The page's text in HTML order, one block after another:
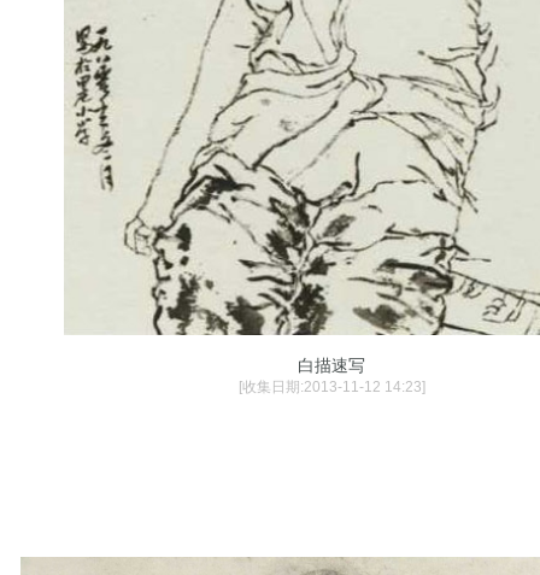
白描速写
[收集日期:2013-11-12 14:23]